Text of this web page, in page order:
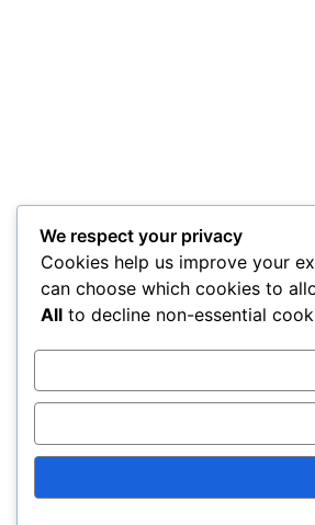
We respect your privacy
Cookies help us improve your
can choose which cookies to
All to decline non-essential